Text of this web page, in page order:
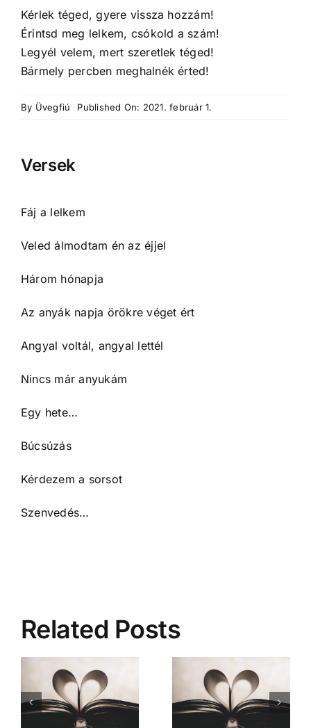
Kérlek téged, gyere vissza hozzám!
Érintsd meg lelkem, csókold a szám!
Legyél velem, mert szeretlek téged!
Bármely percben meghalnék érted!
By Üvegfiú Published On: 2021. február 1.
Versek
Fáj a lelkem
Veled álmodtam én az éjjel
Három hónapja
Az anyák napja örökre véget ért
Angyal voltál, angyal lettél
Nincs már anyukám
Egy hete…
Búcsúzás
Kérdezem a sorsot
Szenvedés…
Related Posts